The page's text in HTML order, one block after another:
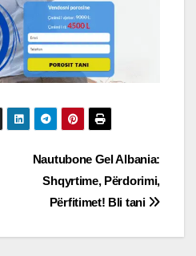
Nautubone Gel Albania:
Shqyrtime, Përdorimi,
Përfitimet! Bli tani